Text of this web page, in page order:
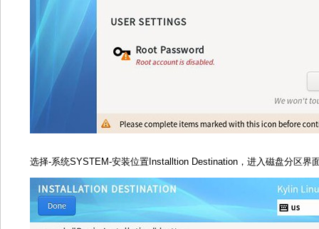
选择-系统SYSTEM-安装位置Installtion Destination，进入磁盘分区界